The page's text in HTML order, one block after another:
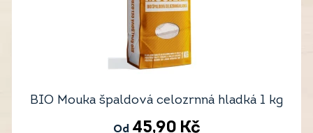
BIO Mouka špaldová celozrnná hladká 1 kg
Od 45,90 Kč